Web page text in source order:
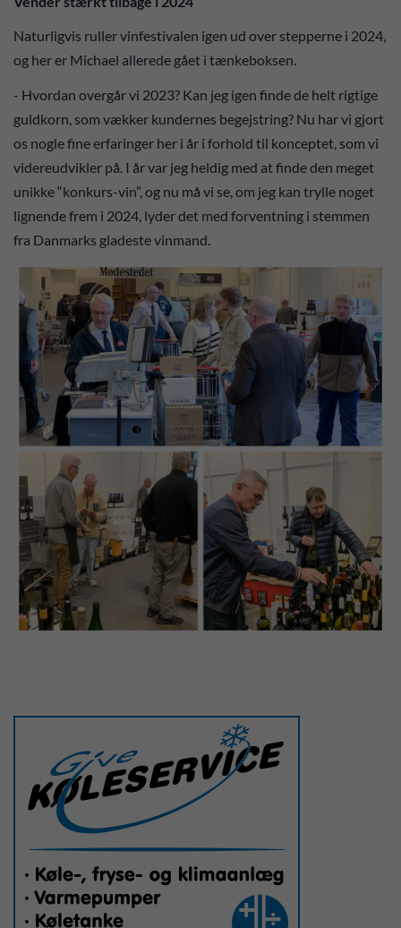
Naturligvis ruller vinfestivalen igen ud over stepperne i 2024,
og her er Michael allerede gået i tænkeboksen.
- Hvordan overgår vi 2023? Kan jeg igen finde de helt rigtige
guldkorn, som vækker kundernes begejstring? Nu har vi gjort
os nogle fine erfaringer her i år i forhold til konceptet, som vi
videreudvikler på. I år var jeg heldig med at finde den meget
unikke “konkurs-vin”, og nu må vi se, om jeg kan trylle noget
lignende frem i 2024, lyder det med forventning i stemmen
fra Danmarks gladeste vinmand.